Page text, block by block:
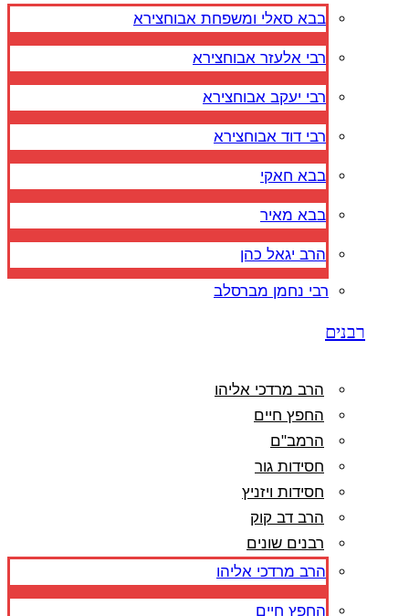
בבא סאלי ומשפחת אבוחצירא
רבי אלעזר אבוחצירא
רבי יעקב אבוחצירא
רבי דוד אבוחצירא
בבא חאקי
בבא מאיר
הרב יגאל כהן
רבי נחמן מברסלב
רבנים
הרב מרדכי אליהו
החפץ חיים
הרמב"ם
חסידות גור
חסידות ויזניץ
הרב דב קוק
רבנים שונים
הרב מרדכי אליהו
החפץ חיים